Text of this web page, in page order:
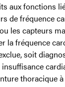
aux fonctions
de fréquence
les capteurs
la fréquence
soit
thoracique